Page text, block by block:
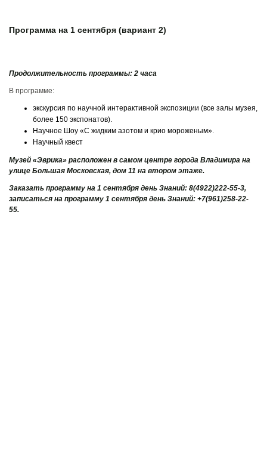
Программа на 1 сентября (вариант 2)
Продолжительность программы: 2 часа
В программе:
экскурсия по научной интерактивной экспозиции (все залы музея,
более 150 экспонатов).
Научное Шоу «С жидким азотом и крио мороженым».
Научный квест
Музей «Эврика» расположен в самом центре города Владимира на
улице Большая Московская, дом 11 на втором этаже.
Заказать программу на 1 сентября день Знаний: 8(4922)222-55-3,
записаться на программу 1 сентября день Знаний: +7(961)258-22-
55.